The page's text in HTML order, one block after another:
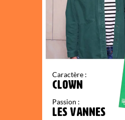
Caractère :
CLOWN
Passion :
LES VANNES